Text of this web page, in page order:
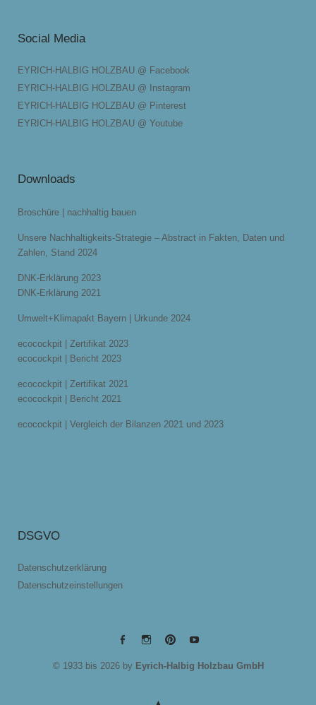
Social Media
EYRICH-HALBIG HOLZBAU @ Facebook
EYRICH-HALBIG HOLZBAU @ Instagram
EYRICH-HALBIG HOLZBAU @ Pinterest
EYRICH-HALBIG HOLZBAU @ Youtube
Downloads
Broschüre | nachhaltig bauen
Unsere Nachhaltigkeits-Strategie – Abstract in Fakten, Daten und
Zahlen, Stand 2024
DNK-Erklärung 2023
DNK-Erklärung 2021
Umwelt+Klimapakt Bayern | Urkunde 2024
ecocockpit | Zertifikat 2023
ecocockpit | Bericht 2023
ecocockpit | Zertifikat 2021
ecocockpit | Bericht 2021
ecocockpit | Vergleich der Bilanzen 2021 und 2023
DSGVO
Datenschutzerklärung
Datenschutzeinstellungen
EYRICH-EYRICH-EYRICH-EYRICH-
© 1933 bis 2026 by Eyrich-Halbig Holzbau GmbH